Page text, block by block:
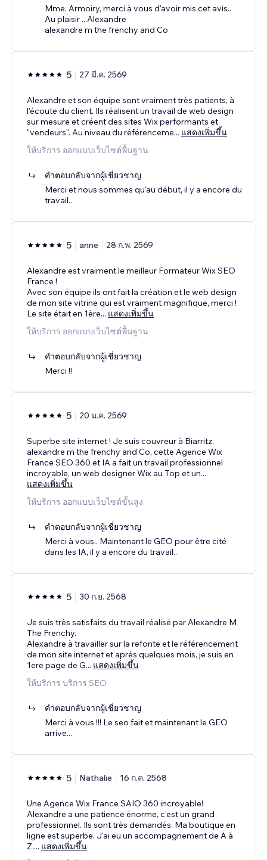
Mme. Armoiry, merci à vous d'avoir mis cet avis..
Au plaisir .. Alexandre
alexandre m the frenchy and Co
5 27 มี.ค. 2569
Alexandre et son équipe sont vraiment très patients, à
l’écoute du client. Ils réalisent un travail de web design
sur mesure et créent des sites Wix performants et
"vendeurs". Au niveau du référenceme... แสดงเพิ่มขึ้น
ให้บริการ ออกแบบเว็บไซต์พื้นฐาน
คำตอบกลับจากผู้เชี่ยวชาญ
Merci et nous sommes qu'au début, il y a encore du
travail..
5 anne 28 ก.พ. 2569
Alexandre est vraiment le meilleur Formateur Wix SEO
France !
Avec son équipe ils ont fait la création et le web design
de mon site vitrine qui est vraiment magnifique, merci !
Le site était en 1ère... แสดงเพิ่มขึ้น
ให้บริการ ออกแบบเว็บไซต์พื้นฐาน
คำตอบกลับจากผู้เชี่ยวชาญ
Merci !!
5 20 ม.ค. 2569
Superbe site internet ! Je suis couvreur à Biarritz.
alexandre m the frenchy and Co, cette Agence Wix
France SEO 360 et IA a fait un travail professionnel
incroyable, un web designer Wix au Top et un...
แสดงเพิ่มขึ้น
ให้บริการ ออกแบบเว็บไซต์ขั้นสูง
คำตอบกลับจากผู้เชี่ยวชาญ
Merci à vous.. Maintenant le GEO pour être cité
dans les IA, il y a encore du travail..
5 30 ก.ย. 2568
Je suis très satisfaits du travail réalisé par Alexandre M
The Frenchy.
Alexandre à travailler sur la refonte et le référencement
de mon site internet et après quelques mois, je suis en
1ere page de G... แสดงเพิ่มขึ้น
ให้บริการ บริการ SEO
คำตอบกลับจากผู้เชี่ยวชาญ
Merci à vous !!! Le seo fait et maintenant le GEO
arrive...
5 Nathalie 16 ก.ค. 2568
Une Agence Wix France SAIO 360 incroyable!
Alexandre a une patience énorme, c'est un grand
professionnel. Ils sont très demandés. Ma boutique en
ligne est superbe. J'ai eu un accompagnement de A à
Z.... แสดงเพิ่มขึ้น